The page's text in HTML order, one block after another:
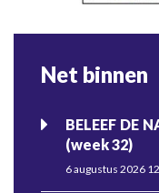
Net binnen
BELEEF DE
(week 32)
6 augustus 2026